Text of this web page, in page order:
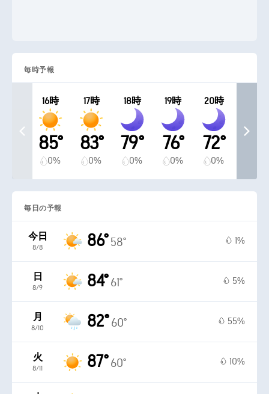
毎時予報
16時
85°
0%
17時
83°
0%
18時
79°
0%
19時
76°
0%
20時
72°
0%
毎日の予報
今日
8/8 86° 58° 1%
日
8/9 84° 61° 5%
月
8/10 82° 60° 55%
火
8/11 87° 60° 10%